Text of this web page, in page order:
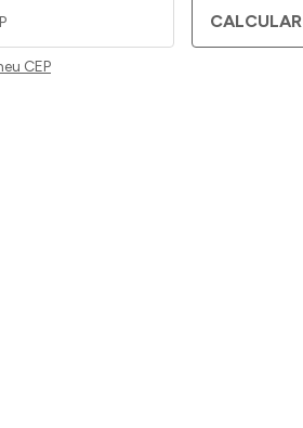
CALCULAR
CEP